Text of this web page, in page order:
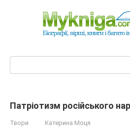
Патріотизм російського
Твори Катерина Моця